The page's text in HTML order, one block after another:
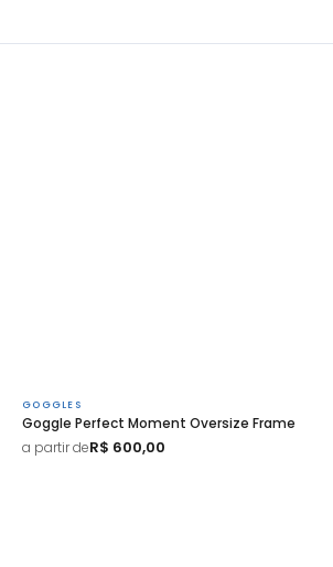
GOGGLES
Goggle Perfect Moment Oversize Frame
a partir deR$ 600,00